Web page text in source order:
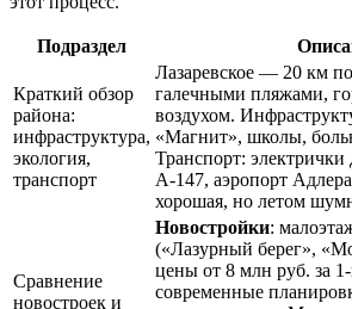
Подраздел
Краткий обзор
района:
инфраструктура,
экология,
транспорт
Лазаревское — 20 км
галечными пляжами,
воздухом.
«Магнит», школы,
Транспорт: электрички
А-147, аэропорт
хорошая, но летом
Сравнение
новостроек и
Новостройки:
(«Лазурный берег»,
цены от 8 млн руб. за
современные